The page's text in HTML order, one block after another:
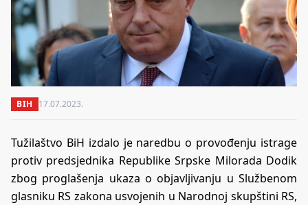
BIH 17.07.2023.
Tužilaštvo BiH izdalo je naredbu o provođenju istrage
protiv predsjednika Republike Srpske Milorada Dodik
zbog proglašenja ukaza o objavljivanju u Službenom
glasniku RS zakona usvojenih u Narodnoj skupštini RS,